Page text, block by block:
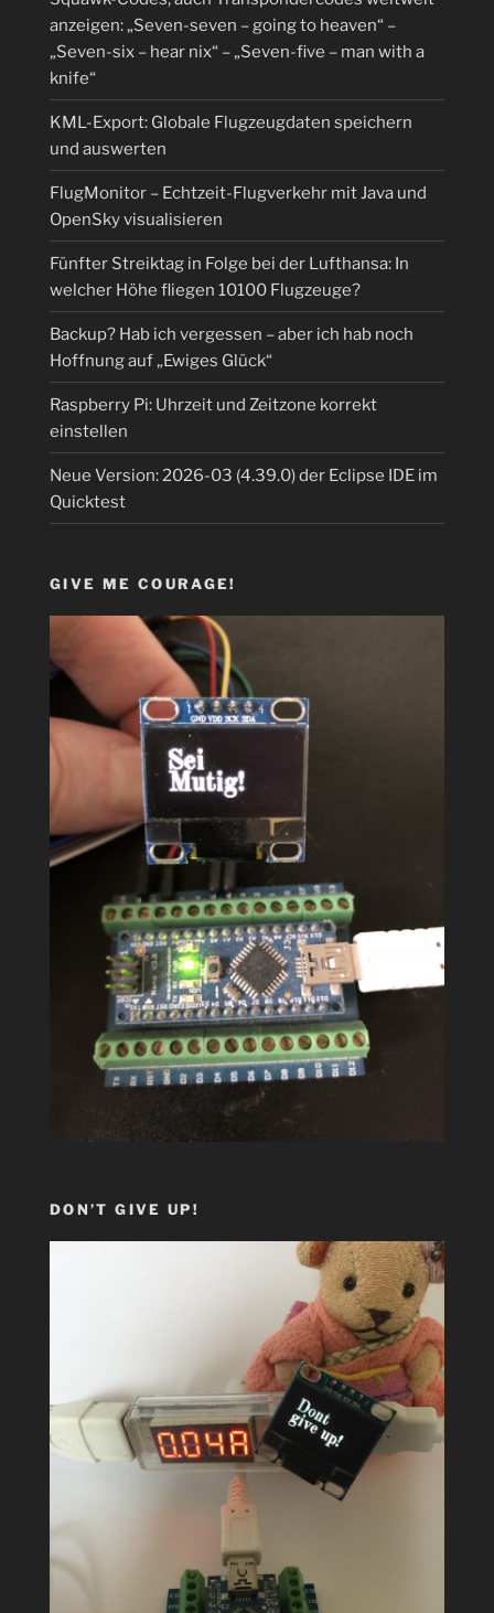
anzeigen: „Seven-seven – going to heaven“ –
„Seven-six – hear nix“ – „Seven-five – man with a
knife“
KML-Export: Globale Flugzeugdaten speichern
und auswerten
FlugMonitor – Echtzeit-Flugverkehr mit Java und
OpenSky visualisieren
Fünfter Streiktag in Folge bei der Lufthansa: In
welcher Höhe fliegen 10100 Flugzeuge?
Backup? Hab ich vergessen – aber ich hab noch
Hoffnung auf „Ewiges Glück“
Raspberry Pi: Uhrzeit und Zeitzone korrekt
einstellen
Neue Version: 2026-03 (4.39.0) der Eclipse IDE im
Quicktest
GIVE ME COURAGE!
DON’T GIVE UP!